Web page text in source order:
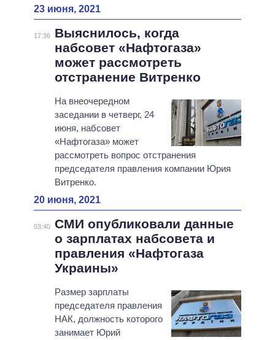
23 июня, 2021
17:36
Выяснилось, когда
набсовет «Нафтогаза»
может рассмотреть
отстранение Витренко
На внеочередном
заседании в четверг, 24
июня, набсовет
«Нафтогаза» может
рассмотреть вопрос отстранения
председателя правления компании Юрия
Витренко.
20 июня, 2021
03:40 СМИ опубликовали данные
о зарплатах набсовета и
правления «Нафтогаза
Украины»
Размер зарплаты
председателя правления
НАК, должность которого
занимает Юрий